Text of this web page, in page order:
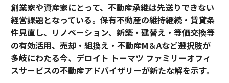
創業家や資産家にとって、不動産承継は先送りできない
経営課題となっている。保有不動産の維持継続・賃貸条
件見直し、リノベーション、新築・建替え・等価交換等
の有効活用、売却・組換え・不動産М＆Aなど選択肢が
多岐にわたる今、デロイト トーマツ ファミリーオフィ
スサービスの不動産アドバイザリーが新たな解を示す。